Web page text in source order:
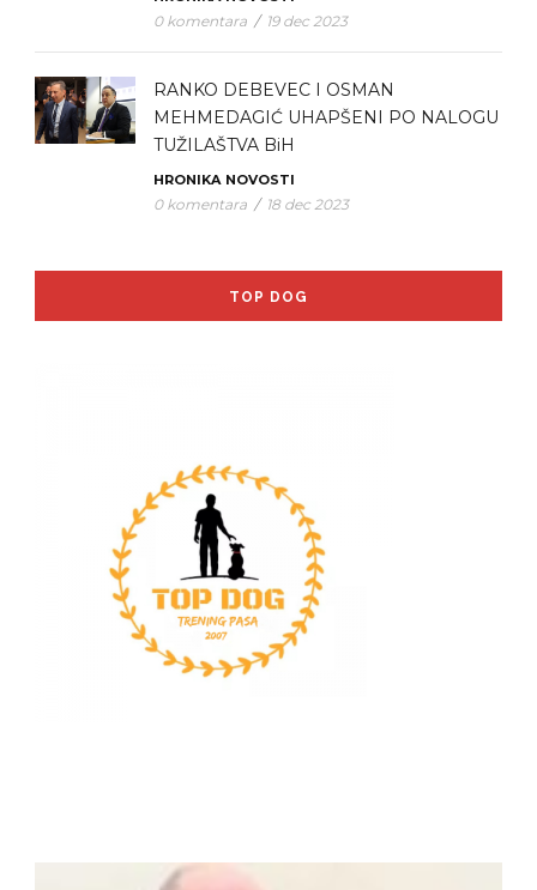
0 komentara / 19 dec 2023
RANKO DEBEVEC I OSMAN
MEHMEDAGIĆ UHAPŠENI PO NALOGU
TUŽILAŠTVA BiH
HRONIKA NOVOSTI
0 komentara / 18 dec 2023
TOP DOG